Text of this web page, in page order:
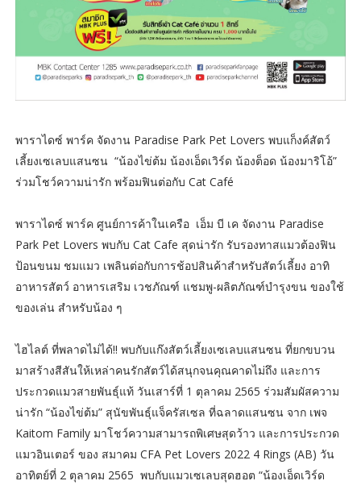
พาราไดซ์ พาร์ค จัดงาน Paradise Park Pet Lovers พบแก็งค์สัตว์
เลี้ยงเซเลบแสนซน “น้องไข่ต้ม น้องเอ็ดเวิร์ด น้องต็อด น้องมาริโอ้”
ร่วมโชว์ความน่ารัก พร้อมฟินต่อกับ Cat Café
พาราไดซ์ พาร์ค ศูนย์การค้าในเครือ เอ็ม บี เค จัดงาน Paradise
Park Pet Lovers พบกับ Cat Cafe สุดน่ารัก รับรองทาสแมวต้องฟิน
ป้อนขนม ชมแมว เพลินต่อกับการช้อปสินค้าสำหรับสัตว์เลี้ยง อาทิ
อาหารสัตว์ อาหารเสริม เวชภัณฑ์ แชมพู-ผลิตภัณฑ์บำรุงขน ของใช้
ของเล่น สำหรับน้อง ๆ
ไฮไลต์ ที่พลาดไม่ได้!! พบกับแก๊งสัตว์เลี้ยงเซเลบแสนซน ที่ยกขบวน
มาสร้างสีสันให้เหล่าคนรักสัตว์ได้สนุกจนคุณคาดไม่ถึง และการ
ประกวดแมวสายพันธุ์แท้ วันเสาร์ที่ 1 ตุลาคม 2565 ร่วมสัมผัสความ
น่ารัก “น้องไข่ต้ม” สุนัขพันธุ์แจ็ครัสเซล ที่ฉลาดแสนซน จาก เพจ
Kaitom Family มาโชว์ความสามารถพิเศษสุดว้าว และการประกวด
แมวอินเตอร์ ของ สมาคม CFA Pet Lovers 2022 4 Rings (AB) วัน
อาทิตย์ที่ 2 ตุลาคม 2565 พบกับแมวเซเลบสุดฮอต “น้องเอ็ดเวิร์ด